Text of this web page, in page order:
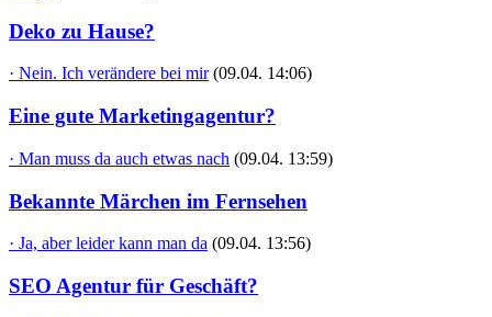
Deko zu Hause?
· Nein. Ich verändere bei mir (09.04. 14:06)
Eine gute Marketingagentur?
· Man muss da auch etwas nach (09.04. 13:59)
Bekannte Märchen im Fernsehen
· Ja, aber leider kann man da (09.04. 13:56)
SEO Agentur für Geschäft?